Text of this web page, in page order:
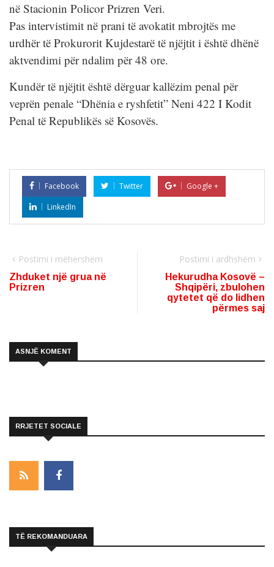
në Stacionin Policor Prizren Veri.
Pas intervistimit në prani të avokatit mbrojtës me
urdhër të Prokurorit Kujdestarë të njëjtit i është dhënë
aktvendimi për ndalim për 48 ore.
Kundër të njëjtit është dërguar kallëzim penal për
veprën penale “Dhënia e ryshfetit” Neni 422 I Kodit
Penal të Republikës së Kosovës.
Facebook Twitter
Google +
LinkedIn
Postimi i mëhershëm
Zhduket një grua në
Prizren
Postimi i ardhshëm
Hekurudha Kosovë –
Shqipëri, zbulohen
qytetet që do lidhen
përmes saj
ASNJË KOMENT
RRJETET SOCIALE
TË REKOMANDUARA